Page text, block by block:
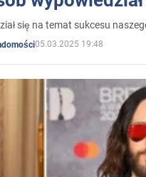
się na temat sukcesu
05.03.2025 19:48